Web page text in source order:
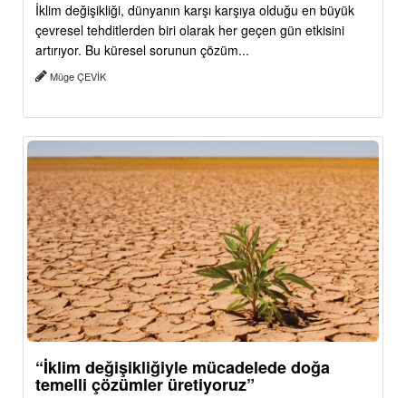
İklim değişikliği, dünyanın karşı karşıya olduğu en büyük
çevresel tehditlerden biri olarak her geçen gün etkisini
artırıyor. Bu küresel sorunun çözüm...
Müge ÇEVİK
“İklim değişikliğiyle mücadelede doğa
temelli çözümler üretiyoruz”